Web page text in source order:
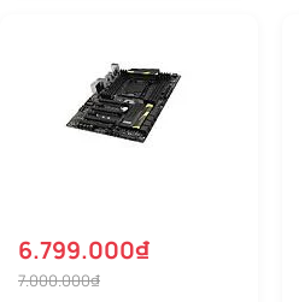
6.799.000₫
7.000.000₫